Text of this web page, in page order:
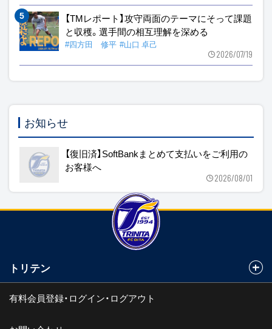
【TMレポート】攻守両面のテーマにそって課題
と収穫。選手間の相互理解を深める
#四方田 修平 #山口 卓己
2026/07/19
お知らせ
【復旧済】SoftBankまとめて支払いをご利用の
お客様へ
2026/08/01
トリテン
有料会員登録・ログイン・ログアウト